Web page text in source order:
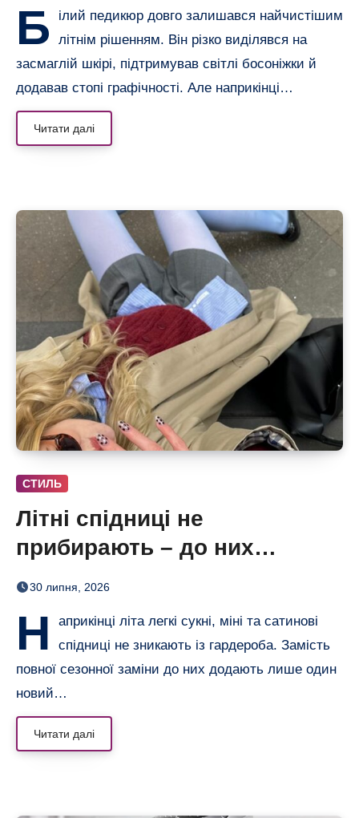
Б
ілий педикюр довго залишався найчистішим
літнім рішенням. Він різко виділявся на
засмаглій шкірі, підтримував світлі босоніжки й
додавав стопі графічності. Але наприкінці…
Читати далі
СТИЛЬ
Літні спідниці не
прибирають – до них
додають кольорові колготки
30 липня, 2026
Н
априкінці літа легкі сукні, міні та сатинові
спідниці не зникають із гардероба. Замість
повної сезонної заміни до них додають лише один
новий…
Читати далі